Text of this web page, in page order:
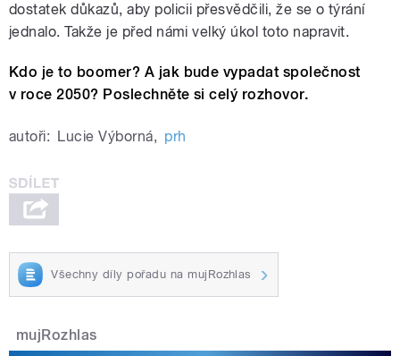
dostatek důkazů, aby policii přesvědčili, že se o týrání
jednalo. Takže je před námi velký úkol toto napravit.
Kdo je to boomer? A jak bude vypadat společnost
v roce 2050? Poslechněte si celý rozhovor.
autoři: Lucie Výborná, prh
Všechny díly pořadu na mujRozhlas
mujRozhlas